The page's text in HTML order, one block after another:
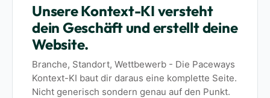
Unsere Kontext-KI versteht
dein Geschäft und erstellt deine
Website.
Branche, Standort, Wettbewerb - Die Paceways
Kontext-KI baut dir daraus eine komplette Seite.
Nicht generisch sondern genau auf den Punkt.